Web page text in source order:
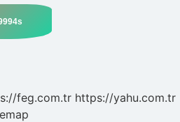
feg.com.tr https://yahu.com.tr